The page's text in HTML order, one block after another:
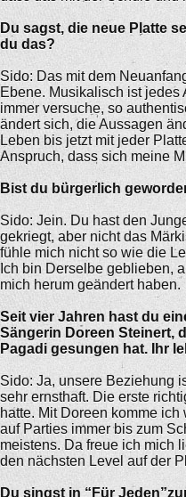
Du sagst, die neue Platte
du das?
Sido: Das mit dem
Ebene. Musikalisch ist
immer versuche, so
ändert sich, die Aussagen
Leben bis jetzt mit jeder
Anspruch, dass sich meine
Bist du bürgerlich
Sido: Jein. Du hast den
gekriegt, aber nicht das
fühle mich nicht so wie die
Ich bin Derselbe geblieben,
mich herum geändert haben.
Seit vier Jahren hast du
Sängerin Doreen Steinert,
Pagadi gesungen hat. Ihr
Sido: Ja, unsere Beziehung
sehr ernsthaft. Die erste
hatte. Mit Doreen komme
auf Parties immer bis zum
meistens. Da freue ich mich
den nächsten Level auf der
Du singst in “Für